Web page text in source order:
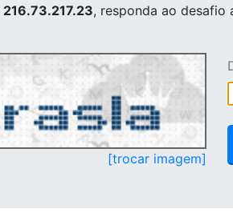
216.73.217.23, responda ao desafio
[trocar imagem]